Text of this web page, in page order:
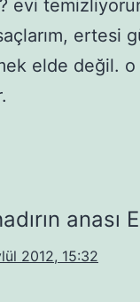
evi
ertesi
elde değil.
anası
2012, 15:32